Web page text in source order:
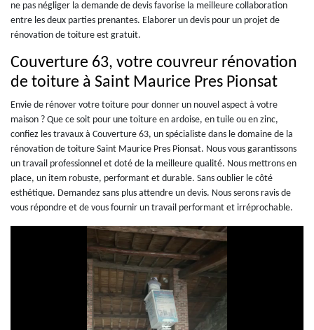
ne pas négliger la demande de devis favorise la meilleure collaboration
entre les deux parties prenantes. Elaborer un devis pour un projet de
rénovation de toiture est gratuit.
Couverture 63, votre couvreur rénovation
de toiture à Saint Maurice Pres Pionsat
Envie de rénover votre toiture pour donner un nouvel aspect à votre
maison ? Que ce soit pour une toiture en ardoise, en tuile ou en zinc,
confiez les travaux à Couverture 63, un spécialiste dans le domaine de la
rénovation de toiture Saint Maurice Pres Pionsat. Nous vous garantissons
un travail professionnel et doté de la meilleure qualité. Nous mettrons en
place, un item robuste, performant et durable. Sans oublier le côté
esthétique. Demandez sans plus attendre un devis. Nous serons ravis de
vous répondre et de vous fournir un travail performant et irréprochable.